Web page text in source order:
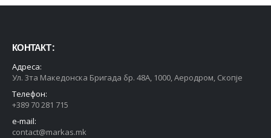
КОНТАКТ :
Адреса:
Ул. 3та Македонска Бригада бр. 48А, 1000, Аеродром, Скопје
Телефон:
+389 70 281 715
e-mail:
contact@markas.mk